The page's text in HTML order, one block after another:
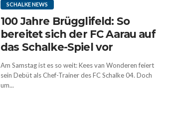
SCHALKE NEWS
100 Jahre Brügglifeld: So
bereitet sich der FC Aarau auf
das Schalke-Spiel vor
Am Samstag ist es so weit: Kees van Wonderen feiert
sein Debüt als Chef-Trainer des FC Schalke 04. Doch
um...